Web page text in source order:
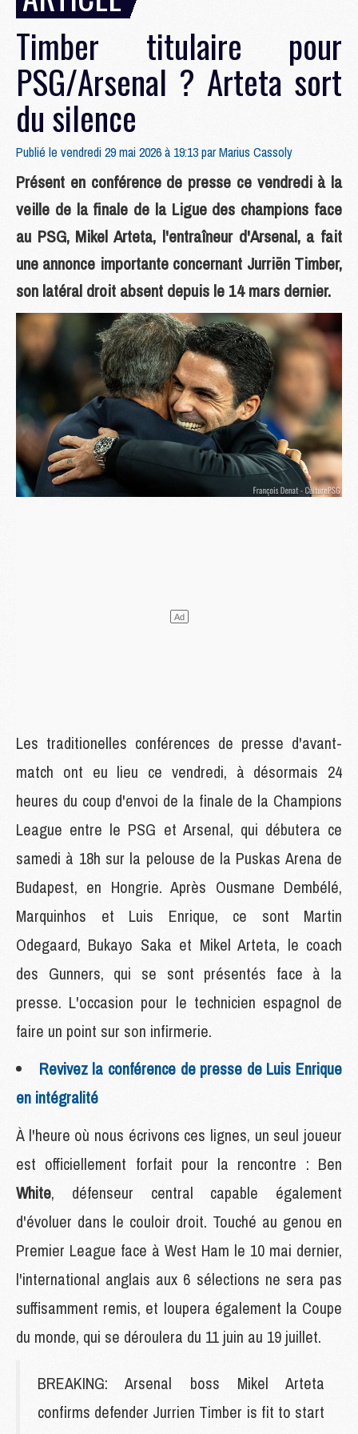
Timber titulaire pour
PSG/Arsenal ? Arteta sort
du silence
Publié le vendredi 29 mai 2026 à 19:13 parMarius Cassoly
Présent en conférence de presse ce vendredi à la
veille de la finale de la Ligue des champions face
au PSG, Mikel Arteta, l'entraîneur d'Arsenal, a fait
une annonce importante concernant Jurriën Timber,
son latéral droit absent depuis le 14 mars dernier.
Les traditionelles conférences de presse d'avant-
match ont eu lieu ce vendredi, à désormais 24
heures du coup d'envoi de la finale de la Champions
League entre le PSG et Arsenal, qui débutera ce
samedi à 18h sur la pelouse de la Puskas Arena de
Budapest, en Hongrie. Après Ousmane Dembélé,
Marquinhos et Luis Enrique, ce sont Martin
Odegaard, Bukayo Saka et Mikel Arteta, le coach
des Gunners, qui se sont présentés face à la
presse. L'occasion pour le technicien espagnol de
faire un point sur son infirmerie.
Revivez la conférence de presse de Luis Enrique
en intégralité
À l'heure où nous écrivons ces lignes, un seul joueur
est officiellement forfait pour la rencontre : Ben
White, défenseur central capable également
d'évoluer dans le couloir droit. Touché au genou en
Premier League face à West Ham le 10 mai dernier,
l'international anglais aux 6 sélections ne sera pas
suffisamment remis, et loupera également la Coupe
du monde, qui se déroulera du 11 juin au 19 juillet.
BREAKING: Arsenal boss Mikel Arteta
confirms defender Jurrien Timber is fit to start